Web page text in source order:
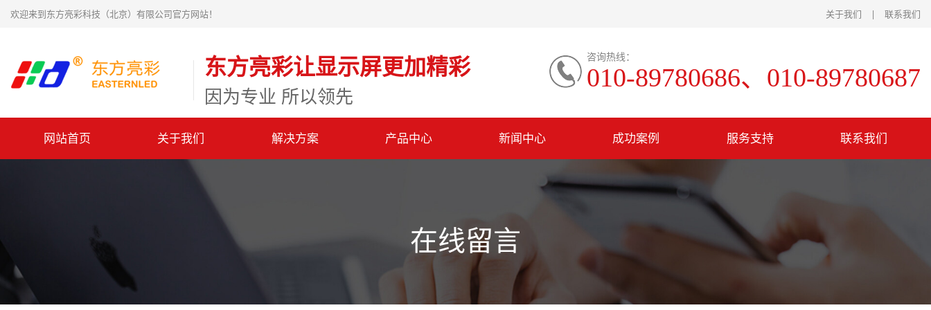
欢迎来到东方亮彩科技（北京）有限公司官方网站！ 关于我们 | 联系我们
东方亮彩让显示屏更加精彩
因为专业 所以领先
咨询热线：
010-89780686、010-89780687
网站首页 关于我们 解决方案 产品中心 新闻中心 成功案例 服务支持 联系我们
在线留言